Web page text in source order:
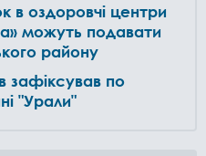
в оздоровчі центри
можуть подавати
району
зафіксував по
"Урали"